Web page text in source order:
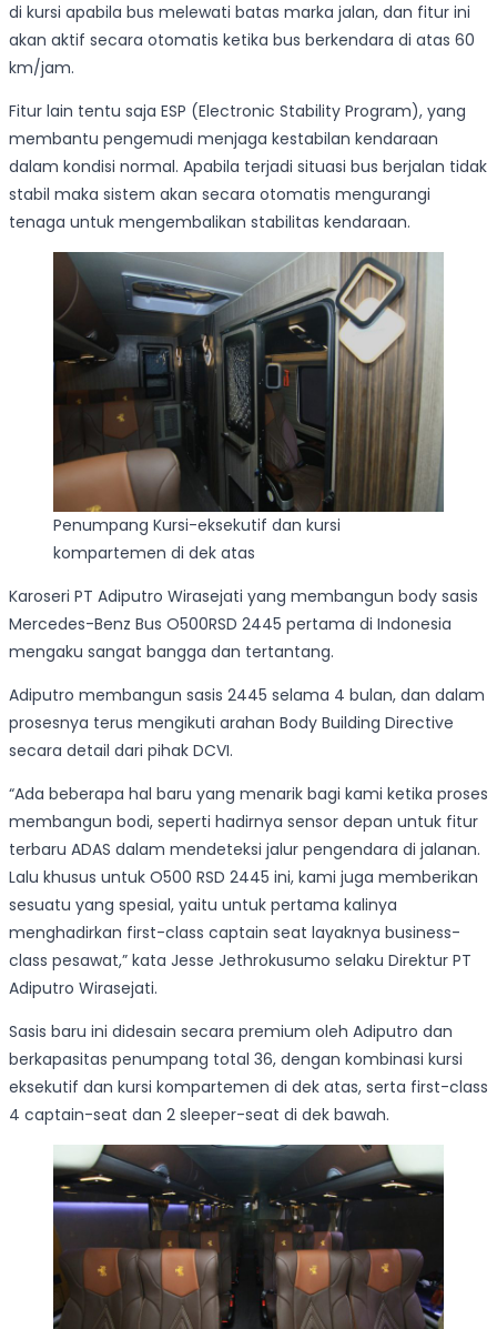
di kursi apabila bus melewati batas marka jalan, dan fitur ini
akan aktif secara otomatis ketika bus berkendara di atas 60
km/jam.
Fitur lain tentu saja ESP (Electronic Stability Program), yang
membantu pengemudi menjaga kestabilan kendaraan
dalam kondisi normal. Apabila terjadi situasi bus berjalan tidak
stabil maka sistem akan secara otomatis mengurangi
tenaga untuk mengembalikan stabilitas kendaraan.
Penumpang Kursi-eksekutif dan kursi
kompartemen di dek atas
Karoseri PT Adiputro Wirasejati yang membangun body sasis
Mercedes-Benz Bus O500RSD 2445 pertama di Indonesia
mengaku sangat bangga dan tertantang.
Adiputro membangun sasis 2445 selama 4 bulan, dan dalam
prosesnya terus mengikuti arahan Body Building Directive
secara detail dari pihak DCVI.
“Ada beberapa hal baru yang menarik bagi kami ketika proses
membangun bodi, seperti hadirnya sensor depan untuk fitur
terbaru ADAS dalam mendeteksi jalur pengendara di jalanan.
Lalu khusus untuk O500 RSD 2445 ini, kami juga memberikan
sesuatu yang spesial, yaitu untuk pertama kalinya
menghadirkan first-class captain seat layaknya business-
class pesawat,” kata Jesse Jethrokusumo selaku Direktur PT
Adiputro Wirasejati.
Sasis baru ini didesain secara premium oleh Adiputro dan
berkapasitas penumpang total 36, dengan kombinasi kursi
eksekutif dan kursi kompartemen di dek atas, serta first-class
4 captain-seat dan 2 sleeper-seat di dek bawah.